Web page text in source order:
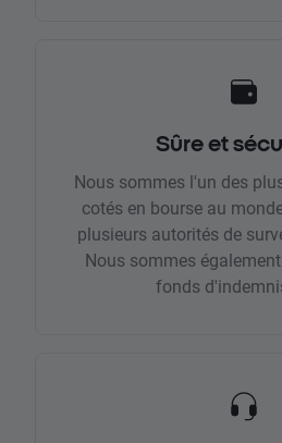
Sûre et
Nous sommes l'un des
cotés en bourse au
plusieurs autorités de
Nous sommes
fonds